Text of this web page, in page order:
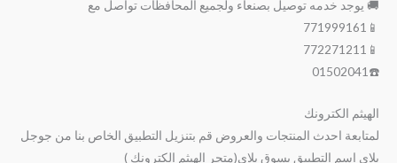
🚚 يوجد خدمه توصيل بصنعاء ولجميع المحافظات تواصل مع
📱771999161
📱772271211
☎️01502041
الهيثم الكترونك
لمتابعة احدث المنتجات والعروض قم بتنزيل التطبيق الخاص بنا من جوجل
بلاي اسم التطبيق بسوق بلاي(متجر الهيثم الكترونك )